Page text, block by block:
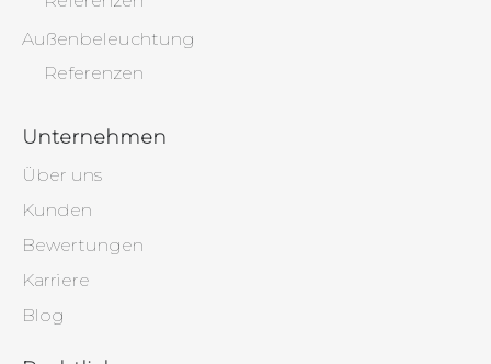
Außenbeleuchtung
Referenzen
Unternehmen
Über uns
Kunden
Bewertungen
Karriere
Blog